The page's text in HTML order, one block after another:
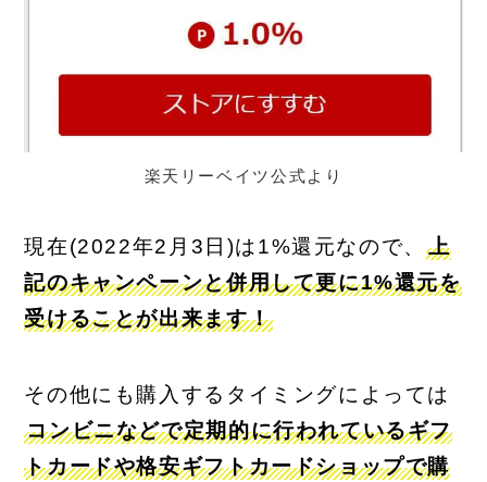
楽天リーベイツ公式より
現在(2022年2月3日)は1%還元なので、 上
記のキャンペーンと併用して更に1%還元を
受けることが出来ます！
その他にも購入するタイミングによっては
コンビニなどで定期的に行われているギフ
トカードや格安ギフトカードショップで購